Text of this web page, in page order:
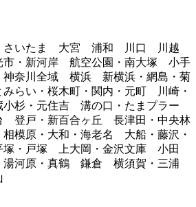
さいたま 大宮 浦和 川口 川越
・新河岸 航空公園・南大塚 小手
奈川全域 横浜 新横浜・網島・菊
らい・桜木町・関内・元町 川崎・
杉・元住吉 溝の口・たまプラー
登戸・新百合ヶ丘 長津田・中央林
模原・大和・海老名 大船・藤沢・
塚・戸塚 上大岡・金沢文庫 小田
湯河原・真鶴 鎌倉 横須賀・三浦